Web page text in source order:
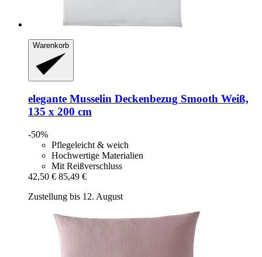
Warenkorb
elegante Musselin Deckenbezug Smooth Weiß,
135 x 200 cm
-50%
Pflegeleicht & weich
Hochwertige Materialien
Mit Reißverschluss
42,50 € 85,49 €
Zustellung bis 12. August